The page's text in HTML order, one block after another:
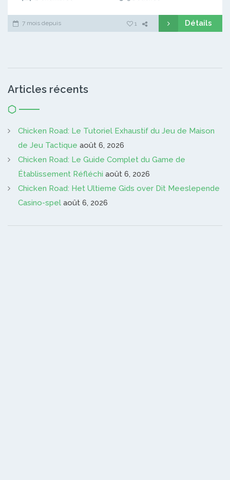
7 mois depuis 1 Détails
Articles récents
Chicken Road: Le Tutoriel Exhaustif du Jeu de Maison
de Jeu Tactique août 6, 2026
Chicken Road: Le Guide Complet du Game de
Établissement Réfléchi août 6, 2026
Chicken Road: Het Ultieme Gids over Dit Meeslepende
Casino-spel août 6, 2026